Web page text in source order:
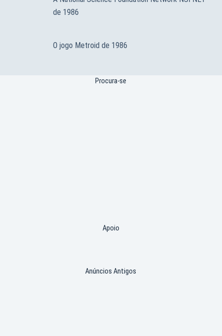
de 1986
O jogo Metroid de 1986
Procura-se
Apoio
Anúncios Antigos